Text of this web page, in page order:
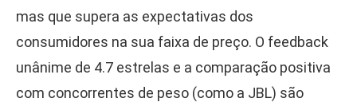
mas que supera as expectativas dos
consumidores na sua faixa de preço. O feedback
unânime de 4.7 estrelas e a comparação positiva
com concorrentes de peso (como a JBL) são